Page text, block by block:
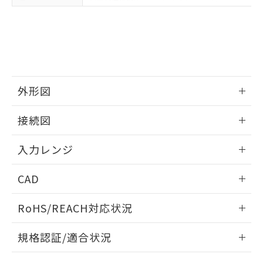
外形図
接続図
入力レンジ
CAD
ドすることができます。
ログイン/会員登録
RoHS/REACH対応状況
EU RoHS 注意事項・凡例
規格認証/適合状況